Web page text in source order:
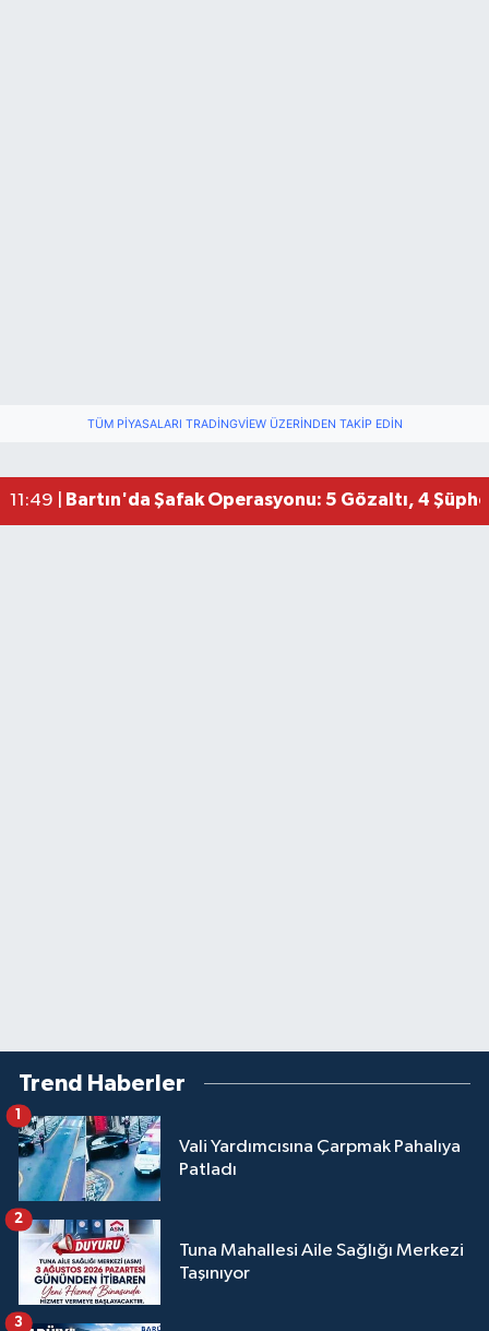
TÜM PIYASALARI TRADINGVIEW ÜZERINDEN TAKIP EDIN
11:49 | Bartın'da Şafak Operasyonu: 5 Gözaltı, 4
Trend Haberler
Vali Yardımcısına Çarpmak Pahalıya
Patladı
1
Tuna Mahallesi Aile Sağlığı Merkezi
Taşınıyor
2
3